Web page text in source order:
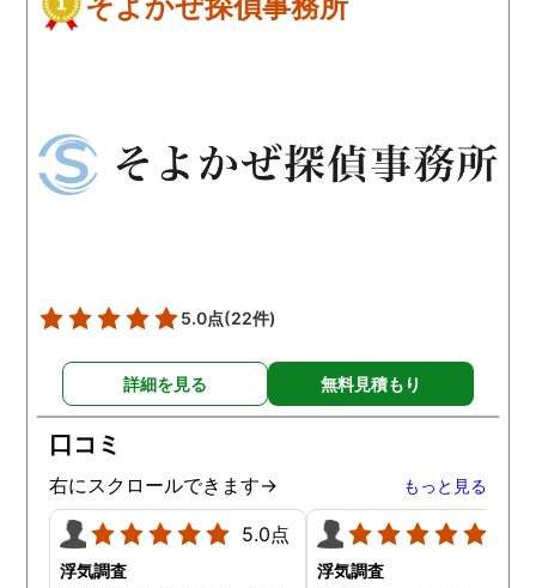
5.0点(22件)
詳細を見る 無料見積もり
口コミ
右にスクロールできます→ もっと見る
5.0点
浮気調査 浮気調査